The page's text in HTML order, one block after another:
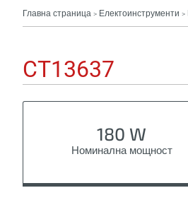
Главна страница > Електоинструменти >
CT13637
180 W
Номинална мощност